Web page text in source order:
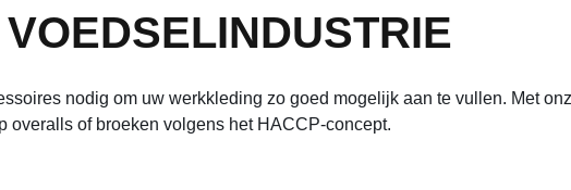
nodig om uw werkkleding zo goed mogelijk aan te vullen. Met
of broeken volgens het HACCP-concept.